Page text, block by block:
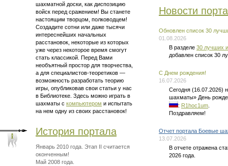
шахматной доски, как диспозицию
войск перед сражением! Вы станете
настоящим творцом, полководцем!
Создадите сотни или даже тысячи
интереснейших начальных
расстановок, некоторые из которых
уже через некоторое время смогут
стать классикой. Перед Вами
необъятный простор для творчества,
а для специалистов-теоретиков —
возможность разработать теорию
игры, опубликовав свои статьи у нас
в Библиотеке. Здесь можно играть в
шахматы с компьютером и испытать
на нем одну из своих расстановок!
История портала
Январь 2010 года. Этап II считается
оконченным!
Май 2008 года.
Новости
Обновлен список 30
01.08.2026
В разделе 30 лучших
добавлен список 30
C Днем рождения!
16.07.2026
Сегодня (16.07.2026)
шахматы» День
: R1hoc1um
Поздравляем!
Отчет портала Боевые
13.07.2026
В отчете отражена
2026 года.